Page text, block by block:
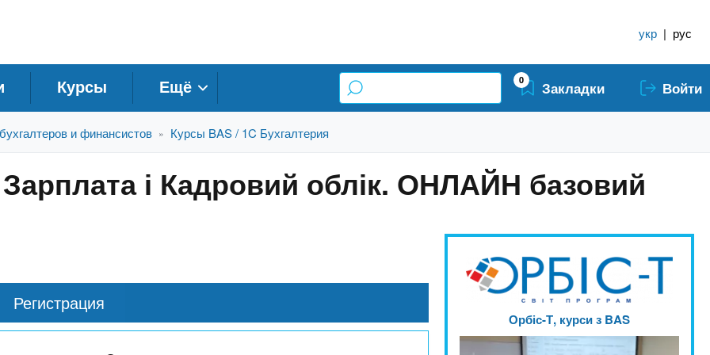
укр | рус
Курсы Ещё 0 Закладки Войти
и финансистов » Курсы BAS / 1C Бухгалтерия
і Кадровий облік. ОНЛАЙН базовий
Регистрация
Орбіс-Т, курси з BAS